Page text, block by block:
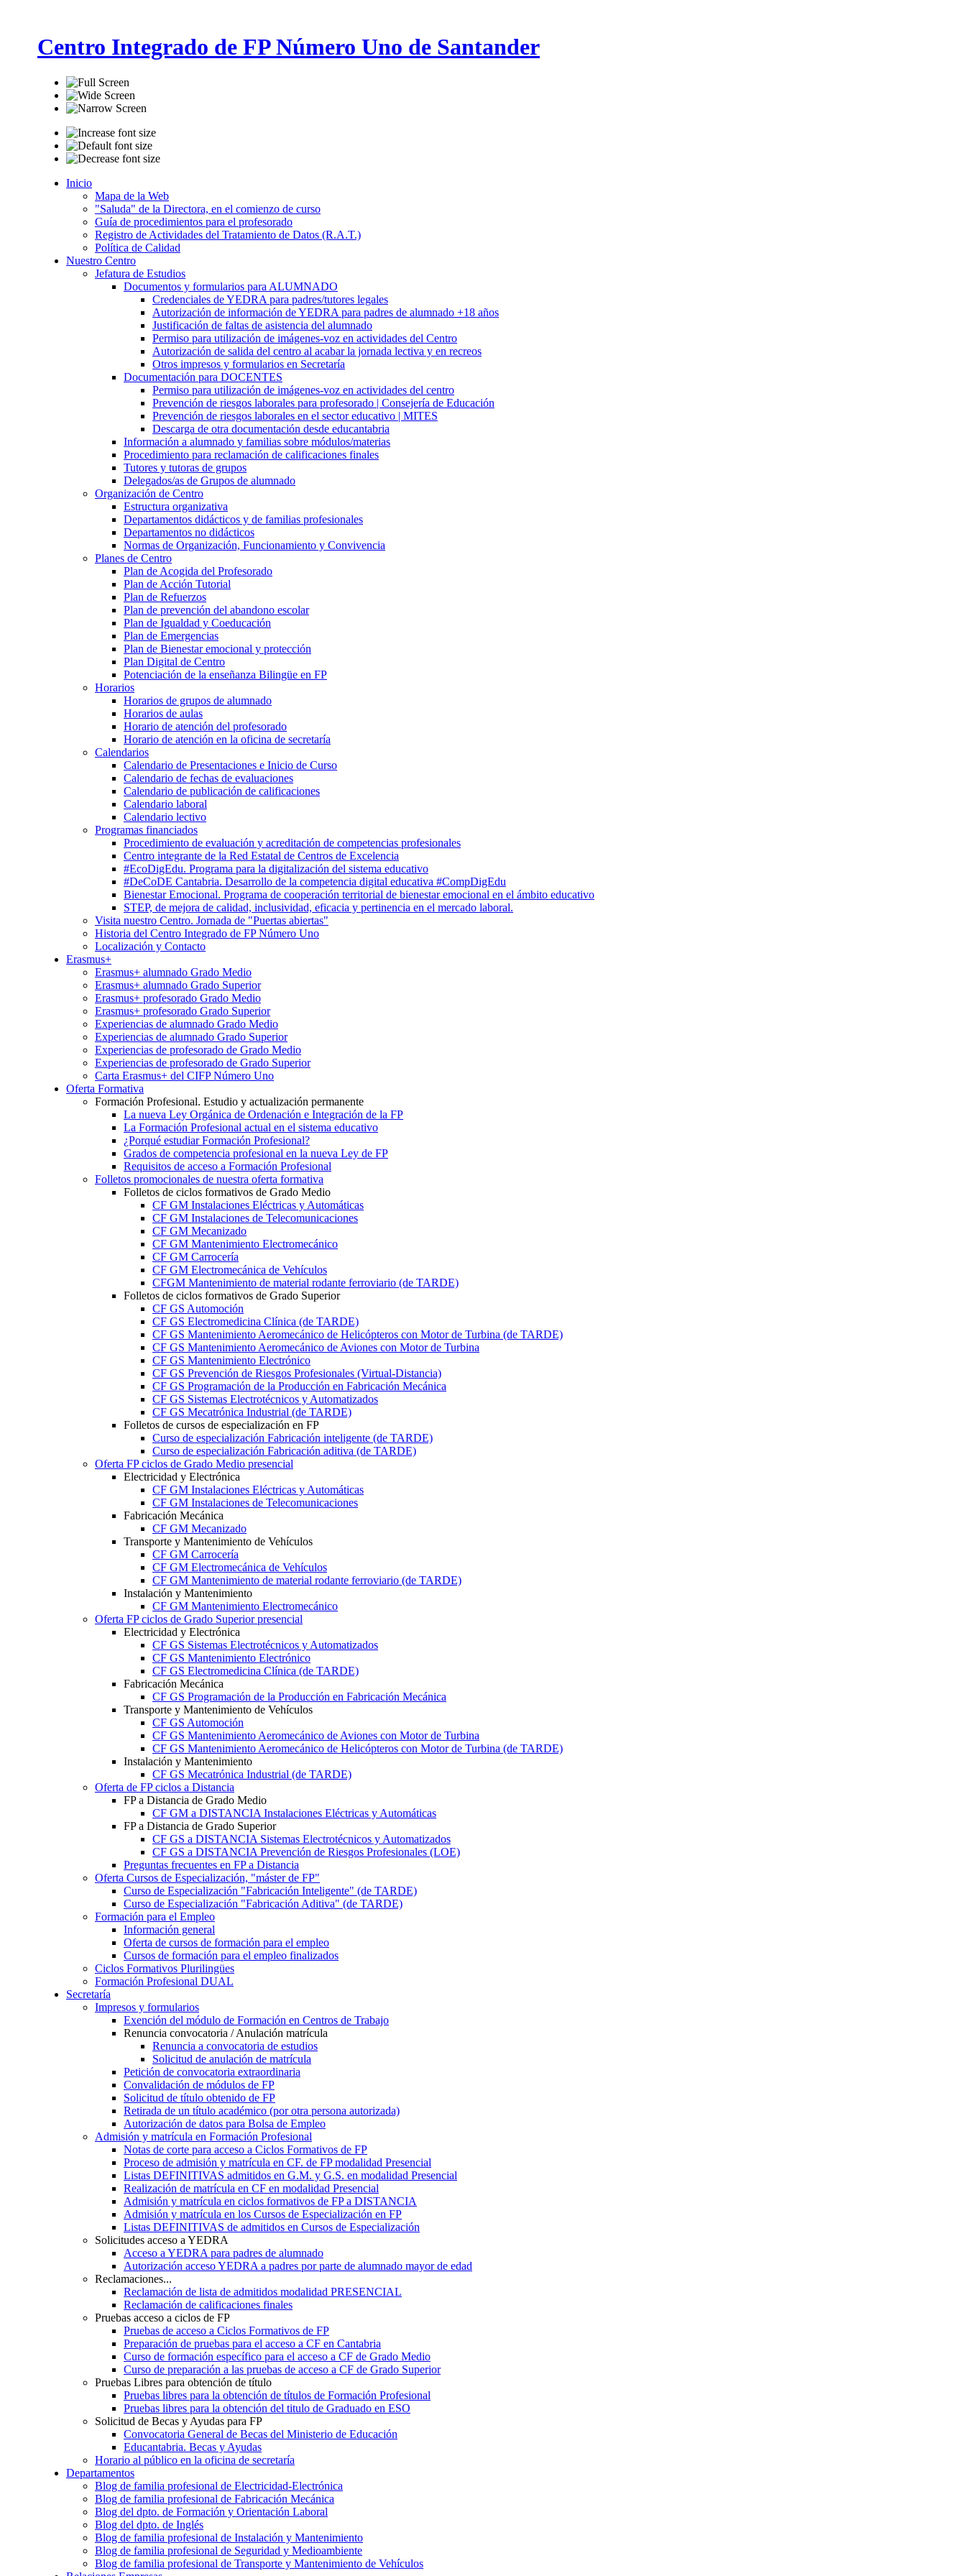
Centro Integrado de FP Número Uno de Santander
Inicio
Mapa de la Web
"Saluda" de la Directora, en el comienzo de curso
Guía de procedimientos para el profesorado
Registro de Actividades del Tratamiento de Datos (R.A.T.)
Política de Calidad
Nuestro Centro
Jefatura de Estudios
Documentos y formularios para ALUMNADO
Credenciales de YEDRA para padres/tutores legales
Autorización de información de YEDRA para padres de alumnado +18 años
Justificación de faltas de asistencia del alumnado
Permiso para utilización de imágenes-voz en actividades del Centro
Autorización de salida del centro al acabar la jornada lectiva y en recreos
Otros impresos y formularios en Secretaría
Documentación para DOCENTES
Permiso para utilización de imágenes-voz en actividades del centro
Prevención de riesgos laborales para profesorado | Consejería de Educación
Prevención de riesgos laborales en el sector educativo | MITES
Descarga de otra documentación desde educantabria
Información a alumnado y familias sobre módulos/materias
Procedimiento para reclamación de calificaciones finales
Tutores y tutoras de grupos
Delegados/as de Grupos de alumnado
Organización de Centro
Estructura organizativa
Departamentos didácticos y de familias profesionales
Departamentos no didácticos
Normas de Organización, Funcionamiento y Convivencia
Planes de Centro
Plan de Acogida del Profesorado
Plan de Acción Tutorial
Plan de Refuerzos
Plan de prevención del abandono escolar
Plan de Igualdad y Coeducación
Plan de Emergencias
Plan de Bienestar emocional y protección
Plan Digital de Centro
Potenciación de la enseñanza Bilingüe en FP
Horarios
Horarios de grupos de alumnado
Horarios de aulas
Horario de atención del profesorado
Horario de atención en la oficina de secretaría
Calendarios
Calendario de Presentaciones e Inicio de Curso
Calendario de fechas de evaluaciones
Calendario de publicación de calificaciones
Calendario laboral
Calendario lectivo
Programas financiados
Procedimiento de evaluación y acreditación de competencias profesionales
Centro integrante de la Red Estatal de Centros de Excelencia
#EcoDigEdu. Programa para la digitalización del sistema educativo
#DeCoDE Cantabria. Desarrollo de la competencia digital educativa #CompDigEdu
Bienestar Emocional. Programa de cooperación territorial de bienestar emocional en el ámbito educativo
STEP, de mejora de calidad, inclusividad, eficacia y pertinencia en el mercado laboral.
Visita nuestro Centro. Jornada de "Puertas abiertas"
Historia del Centro Integrado de FP Número Uno
Localización y Contacto
Erasmus+
Erasmus+ alumnado Grado Medio
Erasmus+ alumnado Grado Superior
Erasmus+ profesorado Grado Medio
Erasmus+ profesorado Grado Superior
Experiencias de alumnado Grado Medio
Experiencias de alumnado Grado Superior
Experiencias de profesorado de Grado Medio
Experiencias de profesorado de Grado Superior
Carta Erasmus+ del CIFP Número Uno
Oferta Formativa
Formación Profesional. Estudio y actualización permanente
La nueva Ley Orgánica de Ordenación e Integración de la FP
La Formación Profesional actual en el sistema educativo
¿Porqué estudiar Formación Profesional?
Grados de competencia profesional en la nueva Ley de FP
Requisitos de acceso a Formación Profesional
Folletos promocionales de nuestra oferta formativa
Folletos de ciclos formativos de Grado Medio
CF GM Instalaciones Eléctricas y Automáticas
CF GM Instalaciones de Telecomunicaciones
CF GM Mecanizado
CF GM Mantenimiento Electromecánico
CF GM Carrocería
CF GM Electromecánica de Vehículos
CFGM Mantenimiento de material rodante ferroviario (de TARDE)
Folletos de ciclos formativos de Grado Superior
CF GS Automoción
CF GS Electromedicina Clínica (de TARDE)
CF GS Mantenimiento Aeromecánico de Helicópteros con Motor de Turbina (de TARDE)
CF GS Mantenimiento Aeromecánico de Aviones con Motor de Turbina
CF GS Mantenimiento Electrónico
CF GS Prevención de Riesgos Profesionales (Virtual-Distancia)
CF GS Programación de la Producción en Fabricación Mecánica
CF GS Sistemas Electrotécnicos y Automatizados
CF GS Mecatrónica Industrial (de TARDE)
Folletos de cursos de especialización en FP
Curso de especialización Fabricación inteligente (de TARDE)
Curso de especialización Fabricación aditiva (de TARDE)
Oferta FP ciclos de Grado Medio presencial
Electricidad y Electrónica
CF GM Instalaciones Eléctricas y Automáticas
CF GM Instalaciones de Telecomunicaciones
Fabricación Mecánica
CF GM Mecanizado
Transporte y Mantenimiento de Vehículos
CF GM Carrocería
CF GM Electromecánica de Vehículos
CF GM Mantenimiento de material rodante ferroviario (de TARDE)
Instalación y Mantenimiento
CF GM Mantenimiento Electromecánico
Oferta FP ciclos de Grado Superior presencial
Electricidad y Electrónica
CF GS Sistemas Electrotécnicos y Automatizados
CF GS Mantenimiento Electrónico
CF GS Electromedicina Clínica (de TARDE)
Fabricación Mecánica
CF GS Programación de la Producción en Fabricación Mecánica
Transporte y Mantenimiento de Vehículos
CF GS Automoción
CF GS Mantenimiento Aeromecánico de Aviones con Motor de Turbina
CF GS Mantenimiento Aeromecánico de Helicópteros con Motor de Turbina (de TARDE)
Instalación y Mantenimiento
CF GS Mecatrónica Industrial (de TARDE)
Oferta de FP ciclos a Distancia
FP a Distancia de Grado Medio
CF GM a DISTANCIA Instalaciones Eléctricas y Automáticas
FP a Distancia de Grado Superior
CF GS a DISTANCIA Sistemas Electrotécnicos y Automatizados
CF GS a DISTANCIA Prevención de Riesgos Profesionales (LOE)
Preguntas frecuentes en FP a Distancia
Oferta Cursos de Especialización, "máster de FP"
Curso de Especialización "Fabricación Inteligente" (de TARDE)
Curso de Especialización "Fabricación Aditiva" (de TARDE)
Formación para el Empleo
Información general
Oferta de cursos de formación para el empleo
Cursos de formación para el empleo finalizados
Ciclos Formativos Plurilingües
Formación Profesional DUAL
Secretaría
Impresos y formularios
Exención del módulo de Formación en Centros de Trabajo
Renuncia convocatoria / Anulación matrícula
Renuncia a convocatoria de estudios
Solicitud de anulación de matrícula
Petición de convocatoria extraordinaria
Convalidación de módulos de FP
Solicitud de título obtenido de FP
Retirada de un título académico (por otra persona autorizada)
Autorización de datos para Bolsa de Empleo
Admisión y matrícula en Formación Profesional
Notas de corte para acceso a Ciclos Formativos de FP
Proceso de admisión y matrícula en CF. de FP modalidad Presencial
Listas DEFINITIVAS admitidos en G.M. y G.S. en modalidad Presencial
Realización de matrícula en CF en modalidad Presencial
Admisión y matrícula en ciclos formativos de FP a DISTANCIA
Admisión y matrícula en los Cursos de Especialización en FP
Listas DEFINITIVAS de admitidos en Cursos de Especialización
Solicitudes acceso a YEDRA
Acceso a YEDRA para padres de alumnado
Autorización acceso YEDRA a padres por parte de alumnado mayor de edad
Reclamaciones...
Reclamación de lista de admitidos modalidad PRESENCIAL
Reclamación de calificaciones finales
Pruebas acceso a ciclos de FP
Pruebas de acceso a Ciclos Formativos de FP
Preparación de pruebas para el acceso a CF en Cantabria
Curso de formación específico para el acceso a CF de Grado Medio
Curso de preparación a las pruebas de acceso a CF de Grado Superior
Pruebas Libres para obtención de título
Pruebas libres para la obtención de títulos de Formación Profesional
Pruebas libres para la obtención del titulo de Graduado en ESO
Solicitud de Becas y Ayudas para FP
Convocatoria General de Becas del Ministerio de Educación
Educantabria. Becas y Ayudas
Horario al público en la oficina de secretaría
Departamentos
Blog de familia profesional de Electricidad-Electrónica
Blog de familia profesional de Fabricación Mecánica
Blog del dpto. de Formación y Orientación Laboral
Blog del dpto. de Inglés
Blog de familia profesional de Instalación y Mantenimiento
Blog de familia profesional de Seguridad y Medioambiente
Blog de familia profesional de Transporte y Mantenimiento de Vehículos